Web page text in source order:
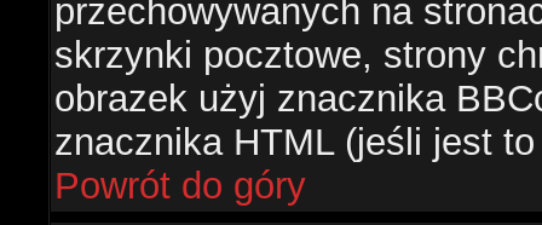
przechowywanych na
skrzynki pocztowe, strony
obrazek użyj znacznika
znacznika HTML (jeśli jest
Powrót do góry